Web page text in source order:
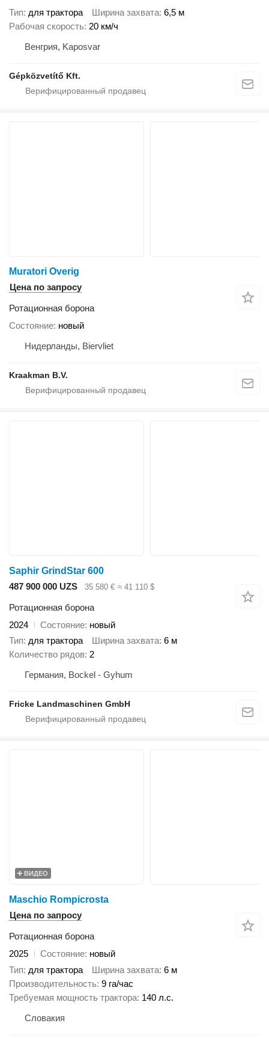
Тип для трактора Ширина захвата 6,5 м
Рабочая скорость 20 км/ч
Венгрия, Kaposvar
Gépközvetítő Kft.
Muratori Overig
Цена по запросу
Ротационная борона
Состояние новый
Нидерланды, Biervliet
Kraakman B.V.
Saphir GrindStar 600
487 900 000 UZS
35 580 € ≈ 41 110 $
Ротационная борона
2024
Состояние новый
Тип для трактора Ширина захвата 6 м
Количество рядов 2
Германия, Bockel - Gyhum
Fricke Landmaschinen GmbH
ВИДЕО
Maschio Rompicrosta
Цена по запросу
Ротационная борона
2025
Состояние новый
Тип для трактора Ширина захвата 6 м
Производительность 9 га/час
Требуемая мощность трактора 140 л.с.
Словакия